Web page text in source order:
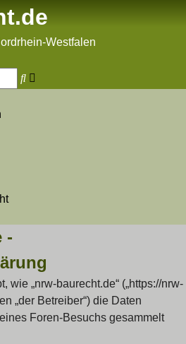
Westfalen
Suche
Suche
-
wie „nrw-baurecht.de“ („https://nrw-
„der Betreiber“) die Daten
Foren-Besuchs gesammelt